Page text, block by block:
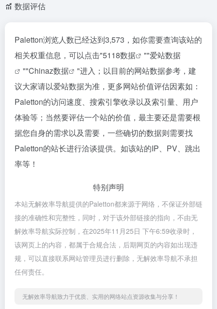
数据评估
Paletton浏览人数已经达到3,573，如你需要查询该站的
相关权重信息，可以点击"5118数据 ""爱站数据
""Chinaz数据
"进入；以目前的网站数据参考，建
议大家请以爱站数据为准，更多网站价值评估因素如：
Paletton的访问速度、搜索引擎收录以及索引量、用户
体验等；当然要评估一个站的价值，最主要还是需要根
据您自身的需求以及需要，一些确切的数据则需要找
Paletton的站长进行洽谈提供。如该站的IP、PV、跳出
率等！
特别声明
本站无解效率导航提供的Paletton都来源于网络，不保证外部链
接的准确性和完整性，同时，对于该外部链接的指向，不由无
解效率导航实际控制，在2025年11月25日 下午6:59收录时，
该网页上的内容，都属于合规合法，后期网页的内容如出现违
规，可以直接联系网站管理员进行删除，无解效率导航不承担
任何责任。
无解效率导航致力于优质、实用的网络站点资源收集与分享！